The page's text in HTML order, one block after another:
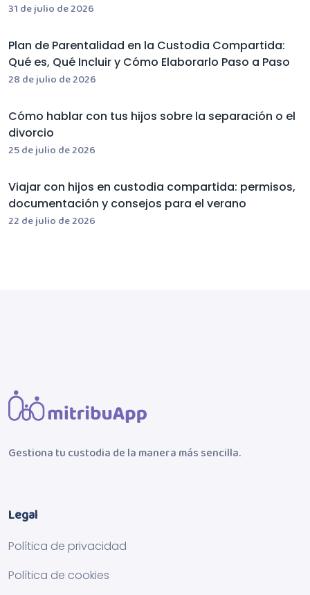
31 de julio de 2026
Plan de Parentalidad en la Custodia Compartida:
Qué es, Qué Incluir y Cómo Elaborarlo Paso a Paso
28 de julio de 2026
Cómo hablar con tus hijos sobre la separación o el
divorcio
25 de julio de 2026
Viajar con hijos en custodia compartida: permisos,
documentación y consejos para el verano
22 de julio de 2026
Gestiona tu custodia de la manera más sencilla.
Legal
Política de privacidad
Política de cookies